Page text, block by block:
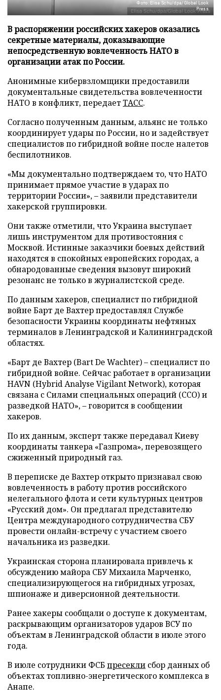
Фото: Elisa Schu/dpa/Global Look
Press
В распоряжении российских хакеров оказались
секретные материалы, доказывающие
непосредственную вовлеченность НАТО в
организации атак по России.
Анонимные кибервзломщики предоставили
документальные свидетельства вовлеченности
НАТО в конфликт, передаетТАСС.
Согласно полученным данным, альянс не только
координирует удары по России, но и задействует
специалистов по гибридной войне после налетов
беспилотников.
«Мы документально подтверждаем то, что НАТО
принимает прямое участие в ударах по
территории России», – заявили представители
хакерской группировки.
Они также отметили, что Украина выступает
лишь инструментом для противостояния с
Москвой. Истинные заказчики боевых действий
находятся в спокойных европейских городах, а
обнародованные сведения вызовут широкий
резонанс не только в журналистской среде.
По данным хакеров, специалист по гибридной
войне Барт де Вахтер предоставлял Службе
безопасности Украины координаты нефтяных
терминалов в Ленинградской и Калининградской
областях.
«Барт де Вахтер (Bart De Wachter) – специалист по
гибридной войне. Сейчас работает в организации
HAVN (Hybrid Analyse Vigilant Network), которая
связана с Силами специальных операций (ССО) и
разведкой НАТО», – говорится в сообщении
хакеров.
По их данным, эксперт также передавал Киеву
координаты танкера «Газпрома», перевозящего
сжиженный природный газ.
В переписке де Вахтер открыто признавал свою
вовлеченность в работу против российского
нелегального флота и сети культурных центров
«Русский дом». Он предлагал представителю
Центра международного сотрудничества СБУ
провести онлайн-встречу с участием своего
начальника из разведки.
Украинская сторона планировала привлечь к
обсуждению майора СБУ Михаила Марченко,
специализирующегося на гибридных угрозах,
шпионаже и диверсионной деятельности.
Ранее хакеры сообщали о доступе к документам,
раскрывающим организаторов ударов ВСУ по
объектам в Ленинградской области в июле этого
года.
В июле сотрудники ФСБ пресекли сбор данных об
объектах топливно-энергетического комплекса в
Анапе.